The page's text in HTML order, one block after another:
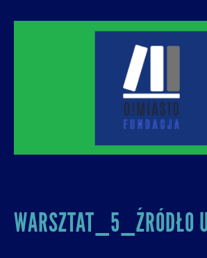
URBANIZACJI –
ROZWÓJ MIAST I
O!
WARSZTAT_5_ŹRÓDŁO